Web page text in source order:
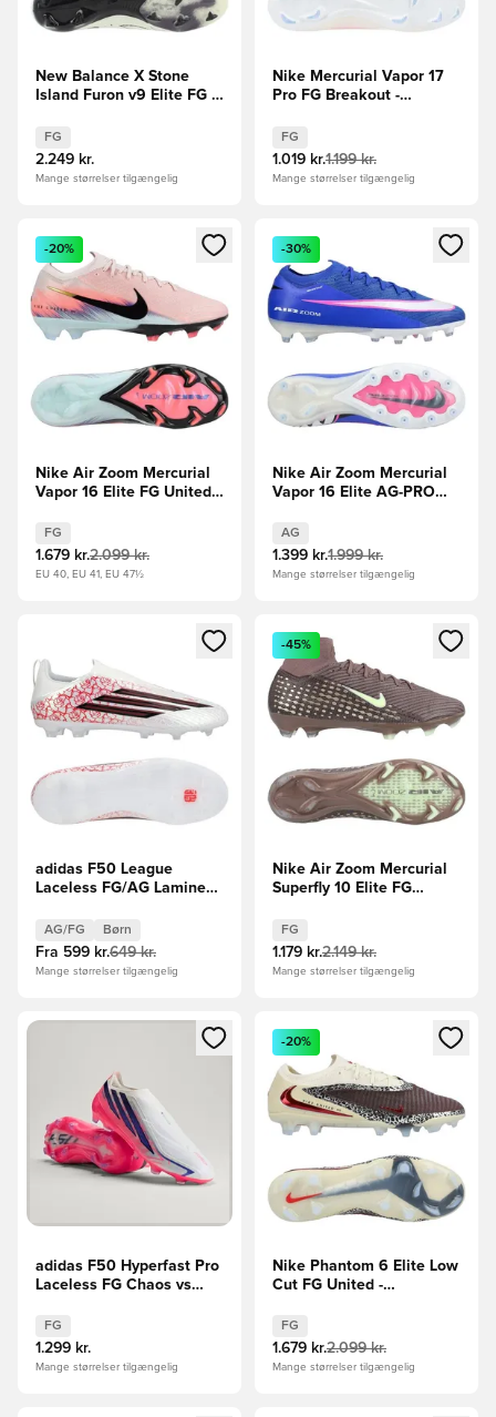
New Balance X Stone
Island Furon v9 Elite FG -
EDITION
FG
2.249 kr.
Mange størrelser tilgængelig
Nike Mercurial Vapor 17
Pro FG Breakout -
FG
1.019 kr.1.199 kr.
Mange størrelser tilgængelig
Åbner en Modal til at logge ind eller tilmelde dig som
-20%
Nike Air Zoom Mercurial
Vapor 16 Elite FG United -
FG
1.679 kr.2.099 kr.
EU 40, EU 41, EU 47½
Åbner en Modal til at logge
-30%
Nike Air Zoom Mercurial
Vapor 16 Elite AG-PRO
AG
1.399 kr.1.999 kr.
Mange størrelser tilgængelig
Åbner en Modal til at logge ind eller tilmelde dig som
adidas F50 League
Laceless FG/AG Lamine
Børn
AG/FG Børn
Fra 599 kr.649 kr.
Mange størrelser tilgængelig
Åbner en Modal til at logge
-45%
Nike Air Zoom Mercurial
Superfly 10 Elite FG
Brun/Sølv
FG
1.179 kr.2.149 kr.
Mange størrelser tilgængelig
Åbner en Modal til at logge ind eller tilmelde dig som
adidas F50 Hyperfast Pro
Laceless FG Chaos vs
FG
1.299 kr.
Mange størrelser tilgængelig
Åbner en Modal til at logge
-20%
Nike Phantom 6 Elite Low
Cut FG United -
FG
1.679 kr.2.099 kr.
Mange størrelser tilgængelig